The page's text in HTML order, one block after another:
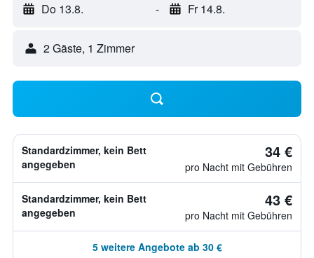
Do 13.8. - Fr 14.8.
2 Gäste, 1 Zimmer
Standardzimmer, kein Bett
angegeben
34 €
pro Nacht mit Gebühren
Standardzimmer, kein Bett
angegeben
43 €
pro Nacht mit Gebühren
5 weitere Angebote ab 30 €